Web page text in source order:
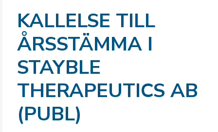
KALLELSE TILL
ÅRSSTÄMMA I
STAYBLE
THERAPEUTICS AB
(PUBL)